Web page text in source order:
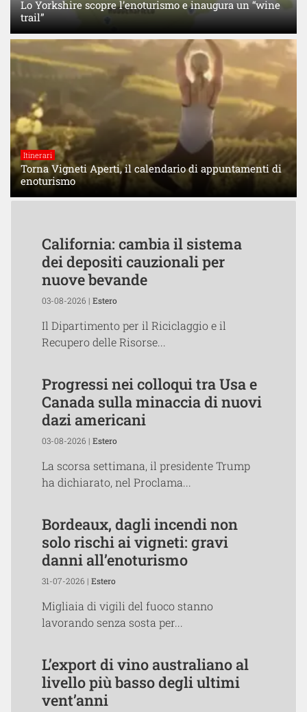
Lo Yorkshire scopre l’enoturismo e inaugura un “wine
trail”
Itinerari
Torna Vigneti Aperti, il calendario di appuntamenti di
enoturismo
California: cambia il sistema
dei depositi cauzionali per
nuove bevande
03-08-2026 | Estero
Il Dipartimento per il Riciclaggio e il
Recupero delle Risorse...
Progressi nei colloqui tra Usa e
Canada sulla minaccia di nuovi
dazi americani
03-08-2026 | Estero
La scorsa settimana, il presidente Trump
ha dichiarato, nel Proclama...
Bordeaux, dagli incendi non
solo rischi ai vigneti: gravi
danni all’enoturismo
31-07-2026 | Estero
Migliaia di vigili del fuoco stanno
lavorando senza sosta per...
L’export di vino australiano al
livello più basso degli ultimi
vent’anni